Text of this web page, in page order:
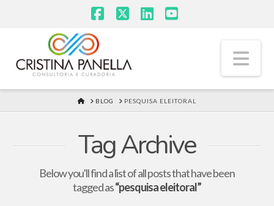
HOME
BLOG PESQUISA ELEITORAL
Tag Archive
Below you'll find a list of all posts that have been
tagged as“pesquisa eleitoral”